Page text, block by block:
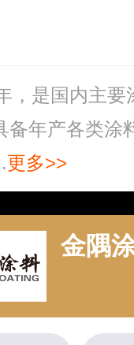
，是国内主
备年产各类涂
更多>>
金隅